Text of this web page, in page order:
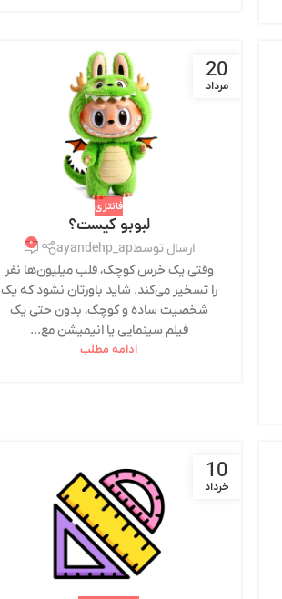
20
مرداد
فانتزی
لبوبو کیست؟
ارسال توسطayandehp_ap ۰
وقتی یک خرس کوچک، قلب میلیون‌ها نفر
را تسخیر می‌کند. شاید باورتان نشود که یک
شخصیت ساده و کوچک، بدون حتی یک
فیلم سینمایی یا انیمیشن مع...
ادامه مطلب
10
خرداد